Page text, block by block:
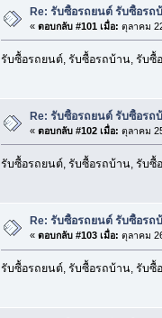
Re: รับซื้อรถยนต์ รับซื้อรถ
« ตอบกลับ #101 เมื่อ: ตุลาคม
รับซื้อรถยนต์, รับซื้อรถบ้าน, รับซื้
Re: รับซื้อรถยนต์ รับซื้อรถ
« ตอบกลับ #102 เมื่อ: ตุลาคม
รับซื้อรถยนต์, รับซื้อรถบ้าน, รับซื้
Re: รับซื้อรถยนต์ รับซื้อรถ
« ตอบกลับ #103 เมื่อ: ตุลาคม
รับซื้อรถยนต์, รับซื้อรถบ้าน, รับซื้